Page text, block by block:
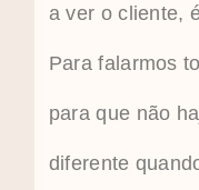
a ver o cliente,
Para falarmos
para que não
diferente